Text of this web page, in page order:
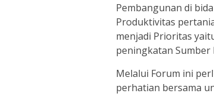
Pembangunan di
Produktivitas
menjadi Prioritas
peningkatan Sumber
Melalui Forum ini
perhatian bersama